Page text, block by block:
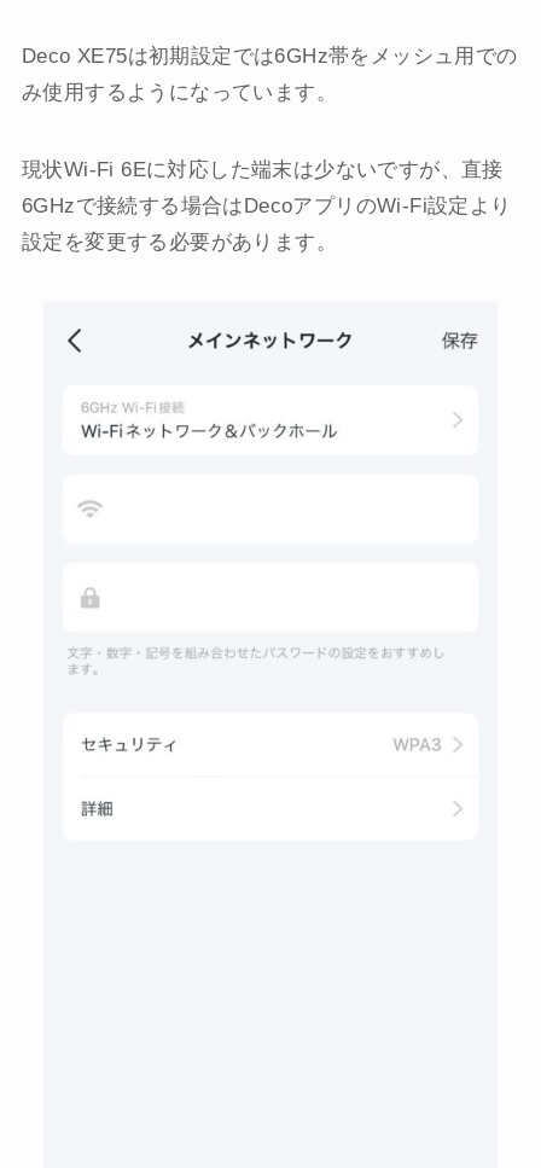
Deco XE75は初期設定では6GHz帯をメッシュ用での
み使用するようになっています。
現状Wi-Fi 6Eに対応した端末は少ないですが、直接
6GHzで接続する場合はDecoアプリのWi-Fi設定より
設定を変更する必要があります。